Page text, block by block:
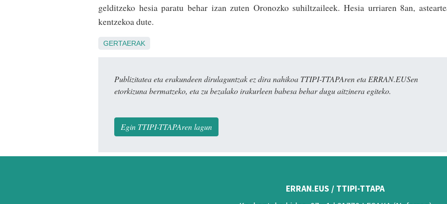
gelditzeko hesia paratu behar izan zuten Oronozko suhiltzaileek. Hesia urriaren 8an,
kentzekoa dute.
GERTAERAK
Publizitatea eta erakundeen dirulaguntzak ez dira nahikoa TTIPI-TTAPAren eta ERRAN.EUSen
etorkizuna bermatzeko, eta zu bezalako irakurleen babesa behar dugu aitzinera egiteko.
Egin TTIPI-TTAPAren lagun
ERRAN.EUS / TTIPI-TTAPA